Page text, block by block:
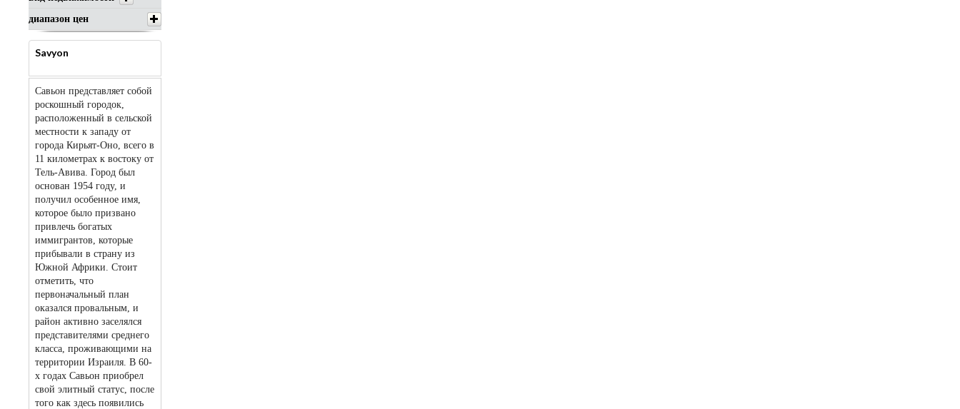
диапазон цен
Savyon
Савьон представляет собой
роскошный городок,
расположенный в сельской
местности к западу от
города Кирьят-Оно, всего в
11 километрах к востоку от
Тель-Авива. Город был
основан 1954 году, и
получил особенное имя,
которое было призвано
привлечь богатых
иммигрантов, которые
прибывали в страну из
Южной Африки. Стоит
отметить, что
первоначальный план
оказался провальным, и
район активно заселялся
представителями среднего
класса, проживающими на
территории Израиля. В 60-
х годах Савьон приобрел
свой элитный статус, после
того как здесь появились